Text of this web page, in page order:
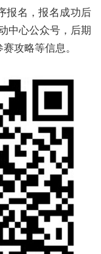
报名，报名成功后
中心公众号，后期
攻略等信息。